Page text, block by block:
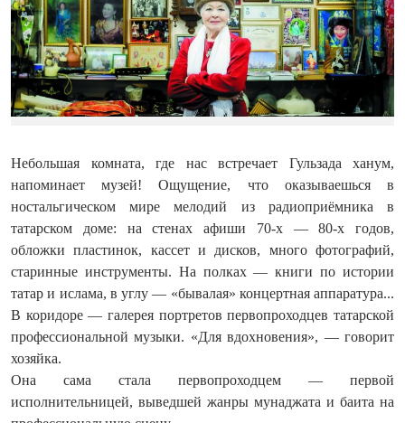
Небольшая комната, где нас встречает Гульзада ханум,
напоминает музей! Ощущение, что оказываешься в
ностальгическом мире мелодий из радиоприёмника в
татарском доме: на стенах афиши 70-х — 80-х годов,
обложки пластинок, кассет и дисков, много фотографий,
старинные инструменты. На полках — книги по истории
татар и ислама, в углу — «бывалая» концертная аппаратура...
В коридоре — галерея портретов первопроходцев татарской
профессиональной музыки. «Для вдохновения», — говорит
хозяйка.
Она сама стала первопроходцем — первой
исполнительницей, выведшей жанры мунаджата и баита на